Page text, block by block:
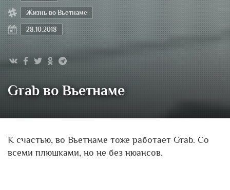
Жизнь во Вьетнаме
28.10.2018
Grab во Вьетнаме
К счастью, во Вьетнаме тоже работает Grab. Со
всеми плюшками, но не без нюансов.